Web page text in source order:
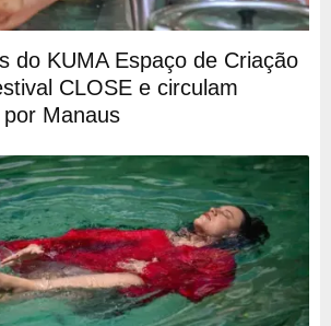
do KUMA Espaço de Criação
CLOSE e circulam
Manaus